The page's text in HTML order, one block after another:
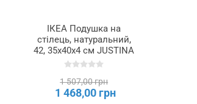
ІКЕА Подушка на
стілець, натуральний,
42, 35x40x4 см JUSTINA
ЮСТИНА, 995.032.38
1 507,00 грн
1 468,00 грн